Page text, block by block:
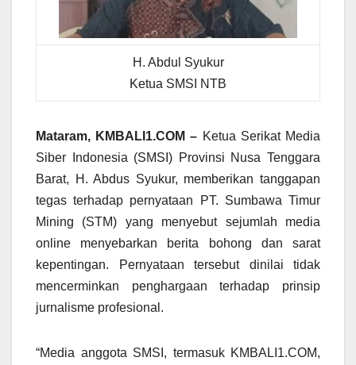
H. Abdul Syukur
Ketua SMSI NTB
Mataram, KMBALI1.COM – Ketua Serikat Media
Siber Indonesia (SMSI) Provinsi Nusa Tenggara
Barat, H. Abdus Syukur, memberikan tanggapan
tegas terhadap pernyataan PT. Sumbawa Timur
Mining (STM) yang menyebut sejumlah media
online menyebarkan berita bohong dan sarat
kepentingan. Pernyataan tersebut dinilai tidak
mencerminkan penghargaan terhadap prinsip
jurnalisme profesional.
“Media anggota SMSI, termasuk KMBALI1.COM,